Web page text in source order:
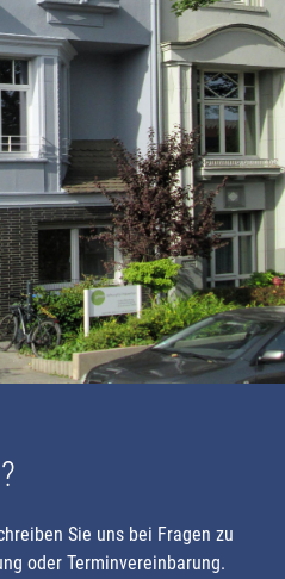
Sie uns bei Fragen zu
oder Terminvereinbarung.